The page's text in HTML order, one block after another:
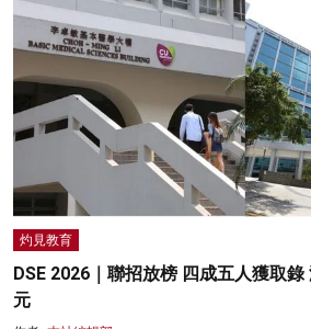
灼見教育
DSE 2026｜聯招放榜 四成五人獲取
元